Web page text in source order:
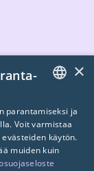
FINNISH
SWEDISH
×
parantamiseksi ja
Voit varmistaa
käytön.
muiden kuin